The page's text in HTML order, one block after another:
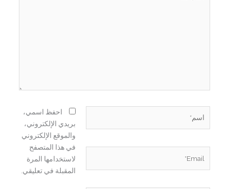
احفظ اسمي،
بريدي الإلكتروني،
والموقع الإلكتروني
في هذا المتصفح
لاستخدامها المرة
المقبلة في تعليقي.